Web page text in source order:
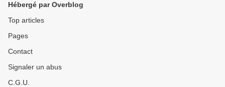
Hébergé par Overblog
Top articles
Pages
Contact
Signaler un abus
C.G.U.